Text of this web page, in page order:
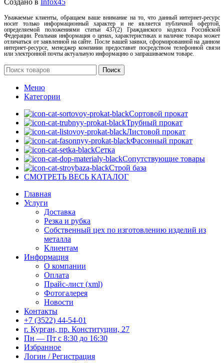
Уважаемые клиенты, обращаем ваше внимание на то, что данный интернет-ресурс
носит только информационный характер и не является публичной офертой,
определяемой положениями статьи 437(2) Гражданского кодекса Российской
Федерации. Реальная информация о ценах, характеристиках и наличие товара может
отличаться от заявленной на сайте. После вашей заявки, сформированной на данном
интернет-ресурсе, менеджер компании предоставит посредством телефонной связи
или электронной почты актуальную информацию о запрашиваемом товаре.
Поиск
Меню
Категории
Сортовой прокат
Трубный прокат
Листовой прокат
Фасонный прокат
Сетка
Сопутствующие товары
Строй база
СМОТРЕТЬ ВЕСЬ КАТАЛОГ
Главная
Услуги
Доставка
Резка и рубка
Собственный цех по изготовлению изделий из
металла
Клиентам
Информация
О компании
Оплата
Прайс-лист (xml)
Фотогалерея
Новости
Контакты
+7 (3522) 44-54-01
г. Курган, пр. Конституции, 27
Пн — Пт с 8:30 до 16:30
Избранное
Логин / Регистрация